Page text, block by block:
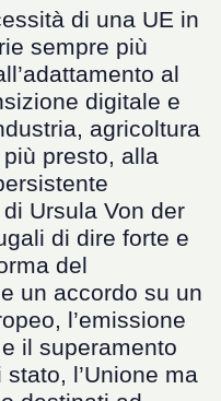
di una UE in
sempre più
’adattamento al
digitale e
agricoltura
presto, alla
Ursula Von der
di dire forte e
del
un accordo su un
l’emissione
il superamento
stato, l’Unione ma